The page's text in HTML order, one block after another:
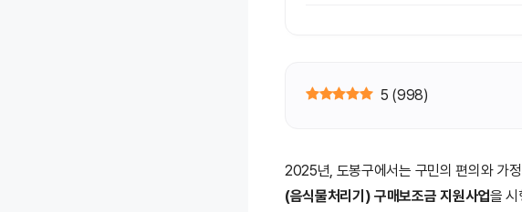
5 (998)
2025년, 도봉구에서는 구민의 편의와 가
(음식물처리기) 구매보조금 지원사업을